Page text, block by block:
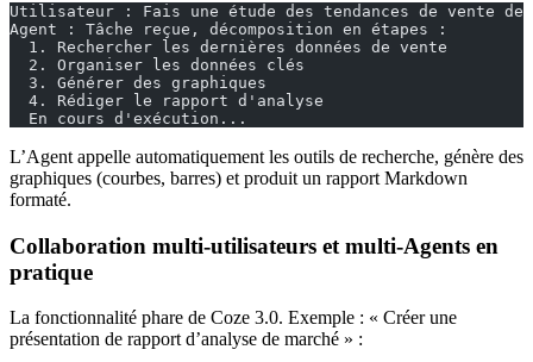
Utilisateur : Fais une étude des tendances de vente
Agent : Tâche reçue, décomposition en étapes :
  1. Rechercher les dernières données de vente
  2. Organiser les données clés
  3. Générer des graphiques
  4. Rédiger le rapport d'analyse
  En cours d'exécution...
L’Agent appelle automatiquement les outils de recherche, génère des
graphiques (courbes, barres) et produit un rapport Markdown
formaté.
Collaboration multi-utilisateurs et multi-Agents en
pratique
La fonctionnalité phare de Coze 3.0. Exemple : « Créer une
présentation de rapport d’analyse de marché » :